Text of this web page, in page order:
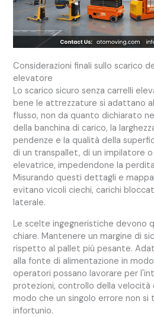
Considerazioni finali sullo scarico
elevatore
Lo scarico sicuro senza carrelli
bene le attrezzature si adattano
flusso, non da quanto dichiarato
della banchina di carico, la
pendenze e la qualità della
di un transpallet, di un impilatore
elevatrice, impedendone la
Misurando questi dettagli e
evitano vicoli ciechi, carichi
laterale.
Le scelte ingegneristiche devono
chiare. Mantenere un margine di
rispetto al pallet più pesante.
alla fonte di alimentazione in
operatori possano lavorare per
protezioni, controllo della velocità
modo che un singolo errore non si
infortunio.